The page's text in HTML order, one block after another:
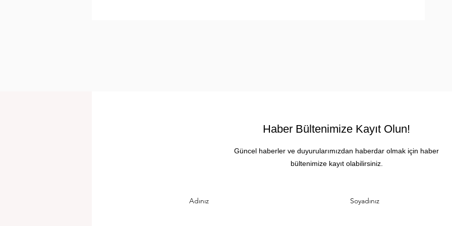
Haber Bültenimize Kayıt Olun!
Güncel haberler ve duyurularımızdan haberdar olmak için haber
bültenimize kayıt olabilirsiniz.
Adınız Soyadınız